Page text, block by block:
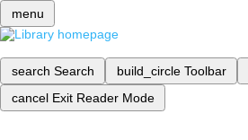
menu
search Search build_circle Toolbar
cancel Exit Reader Mode